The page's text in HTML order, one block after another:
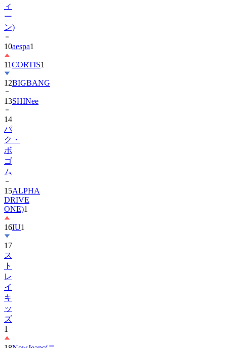
ィ
ー
ン)
10aespa1
11CORTIS1
12BIGBANG
13SHINee
14
パ
ク・
ボ
ゴ
ム
15ALPHA
DRIVE
ONE)1
16IU1
17
ス
ト
レ
イ
キ
ッ
ズ
1